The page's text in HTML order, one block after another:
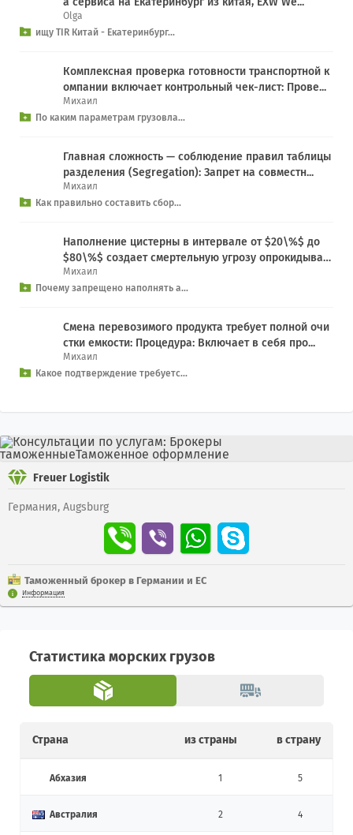
Olga
ищу TIR Китай - Екатеринбург...
Комплексная проверка готовности транспортной к
омпании включает контрольный чек-лист: Прове...
Михаил
По каким параметрам грузовла...
Главная сложность — соблюдение правил таблицы
разделения (Segregation): Запрет на совместн...
Михаил
Как правильно составить сбор...
Наполнение цистерны в интервале от $20\%$ до
$80\%$ создает смертельную угрозу опрокидыва
н...
Михаил
Почему запрещено наполнять а...
Смена перевозимого продукта требует полной очи
стки емкости: Процедура: Включает в себя про...
Михаил
Какое подтверждение требуетс...
Freuer Logistik
Германия, Augsburg
Таможенный брокер в Германии и ЕС
Информация
Статистика морских грузов
Страна из страны в страну
Абхазия 1 5
Австралия 2 4